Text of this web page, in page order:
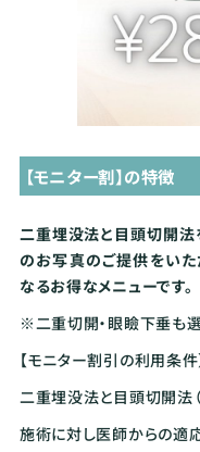
【モニター割】の特徴
二重埋没法と目頭切開法
のお写真のご提供をい
なるお得なメニューです。
※二重切開・眼瞼下垂も選
【モニター割引の利用条件
二重埋没法と目頭切開法
施術に対し医師からの適